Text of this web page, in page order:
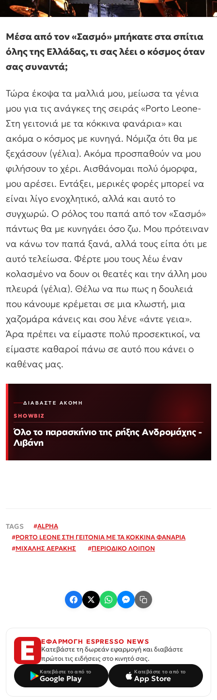
Μέσα από τον «Σασμό» μπήκατε στα σπίτια
όλης της Ελλάδας, τι σας λέει ο κόσμος όταν
σας συναντά;
Τώρα έκοψα τα μαλλιά μου, μείωσα τα γένια
μου για τις ανάγκες της σειράς «Porto Leone-
Στη γειτονιά με τα κόκκινα φανάρια» και
ακόμα ο κόσμος με κυνηγά. Νόμιζα ότι θα με
ξεχάσουν (γέλια). Ακόμα προσπαθούν να μου
φιλήσουν το χέρι. Αισθάνομαι πολύ όμορφα,
μου αρέσει. Εντάξει, μερικές φορές μπορεί να
είναι λίγο ενοχλητικό, αλλά και αυτό το
συγχωρώ. Ο ρόλος του παπά από τον «Σασμό»
πάντως θα με κυνηγάει όσο ζω. Μου πρότειναν
να κάνω τον παπά ξανά, αλλά τους είπα ότι με
αυτό τελείωσα. Φέρτε μου τους λέω έναν
κολασμένο να δουν οι θεατές και την άλλη μου
πλευρά (γέλια). Θέλω να πω πως η δουλειά
που κάνουμε κρέμεται σε μια κλωστή, μια
χαζομάρα κάνεις και σου λένε «άντε γεια».
Άρα πρέπει να είμαστε πολύ προσεκτικοί, να
είμαστε καθαροί πάνω σε αυτό που κάνει ο
καθένας μας.
ΔΙΑΒΆΣΤΕ ΑΚΌΜΗ
SHOWBIZ
Όλο το παρασκήνιο της ρήξης Ανδρομάχης -
Λιβάνη
#ALPHA
#PORTO LEONE ΣΤΗ ΓΕΙΤΟΝΙΑ ΜΕ ΤΑ ΚΟΚΚΙΝΑ ΦΑΝΑΡΙΑ
#ΜΙΧΑΛΗΣ ΑΕΡΑΚΗΣ #ΠΕΡΙΟΔΙΚΟ ΛΟΙΠΟΝ
ΕΦΑΡΜΟΓΗ ESPRESSO NEWS
Κατεβάστε τη δωρεάν εφαρμογή και διαβάστε
πρώτοι τις ειδήσεις στο κινητό σας.
Κατεβάστε το από το
Google Play
Κατεβάστε το από το
App Store